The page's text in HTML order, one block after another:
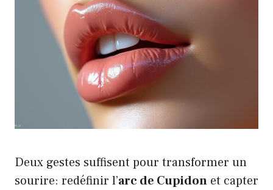
Deux gestes suffisent pour transformer un
sourire: redéfinir l’arc de Cupidon et capter